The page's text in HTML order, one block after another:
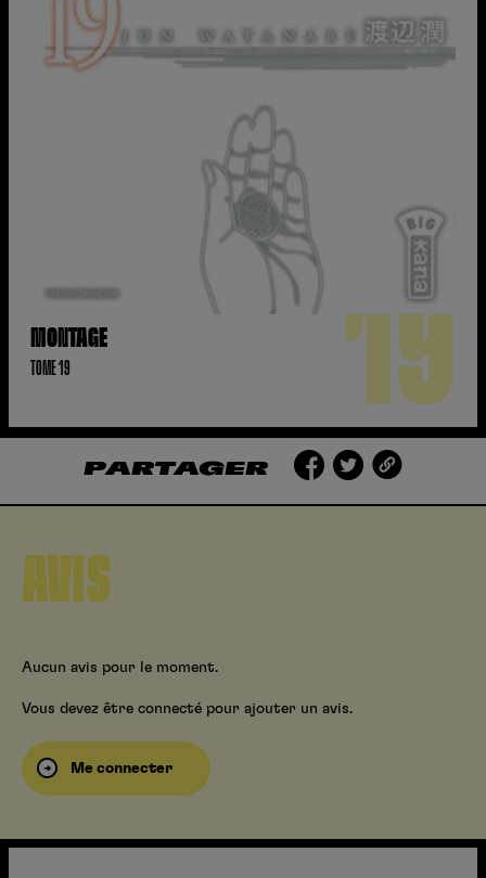
MONTAGE
TOME 19 19
PARTAGER
AVIS
Aucun avis pour le moment.
Vous devez être connecté pour ajouter un avis.
Me connecter